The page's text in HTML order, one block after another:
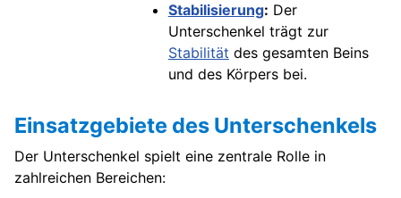
Stabilisierung: Der
Unterschenkel trägt zur
Stabilität des gesamten Beins
und des Körpers bei.
Einsatzgebiete des Unterschenkels
Der Unterschenkel spielt eine zentrale Rolle in
zahlreichen Bereichen: